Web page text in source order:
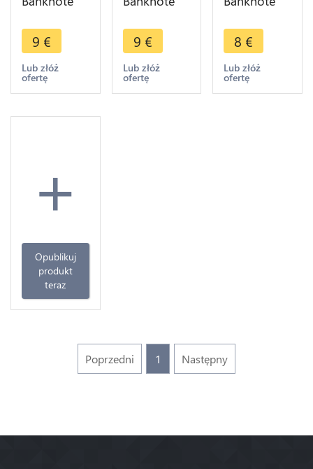
Emirates 1
Dirham
1973 ->
Make offer
9 €
Lub złóż
ofertę
Emirates 10
Dirhams
1982 ->
Make offer
9 €
Lub złóż
ofertę
Emirates 5
Dirhams
1995 ->
Make offer
8 €
Lub złóż
ofertę
+
Opublikuj
produkt
teraz
Poprzedni 1 Następny